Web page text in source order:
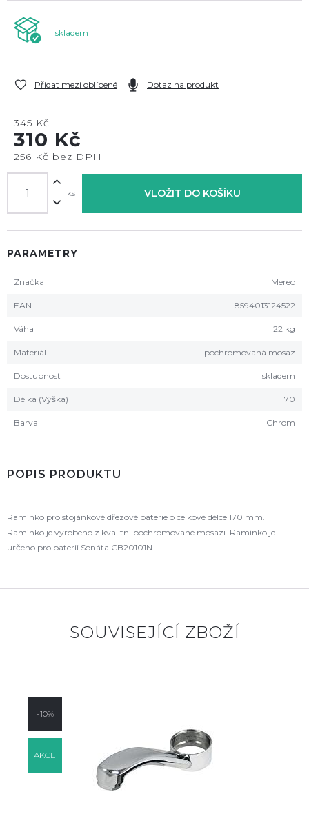
skladem
Přidat mezi oblíbené Dotaz na produkt
345 Kč
310 Kč
256 Kč bez DPH
ks VLOŽIT DO KOŠÍKU
PARAMETRY
Značka Mereo
EAN 8594013124522
Váha 22 kg
Materiál pochromovaná mosaz
Dostupnost skladem
Délka (Výška) 170
Barva Chrom
POPIS PRODUKTU
Ramínko pro stojánkové dřezové baterie o celkové délce 170 mm.
Ramínko je vyrobeno z kvalitní pochromované mosazi. Ramínko je
určeno pro baterii Sonáta CB20101N.
SOUVISEJÍCÍ ZBOŽÍ
-10%
AKCE